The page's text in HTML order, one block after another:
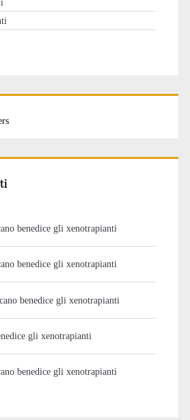
benedice gli xenotrapianti
benedice gli xenotrapianti
benedice gli xenotrapianti
gli xenotrapianti
benedice gli xenotrapianti